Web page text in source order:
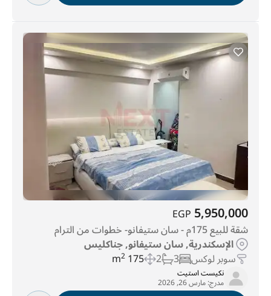
5,950,000
EGP
شقة للبيع 175م - سان ستيفانو- خطوات من الترام
الإسكندرية, سان ستيفانو, جناكليس
سوبر لوكس 3
2
175 m
2
نكيست استيت
مدرج:مارس 26, 2026